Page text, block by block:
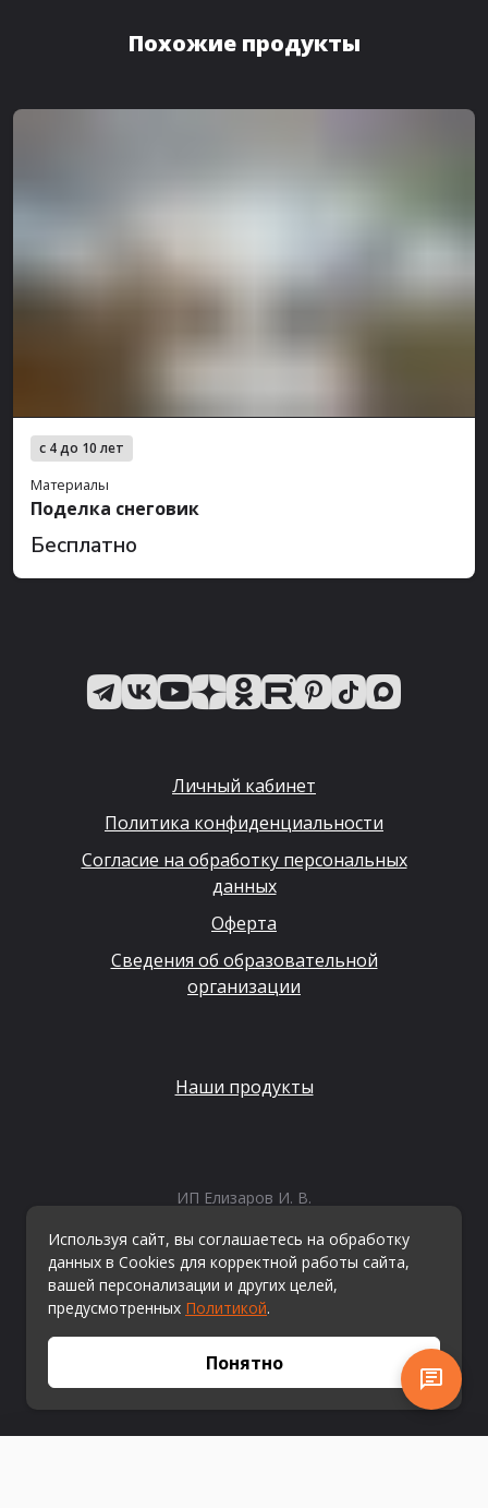
Похожие продукты
с 4 до 10 лет
Материалы
Поделка снеговик
Бесплатно
Личный кабинет
Политика конфиденциальности
Согласие на обработку персональных
данных
Оферта
Сведения об образовательной
организации
Наши продукты
ИП Елизаров И. В.
ОГРНИП: 315665800057162
Эл. почта:info@kvestiks.ru
© Квестикс, 2026
Используя сайт, вы соглашаетесь на обработку
данных в Cookies для корректной работы сайта,
вашей персонализации и других целей,
предусмотренных Политикой.
Понятно